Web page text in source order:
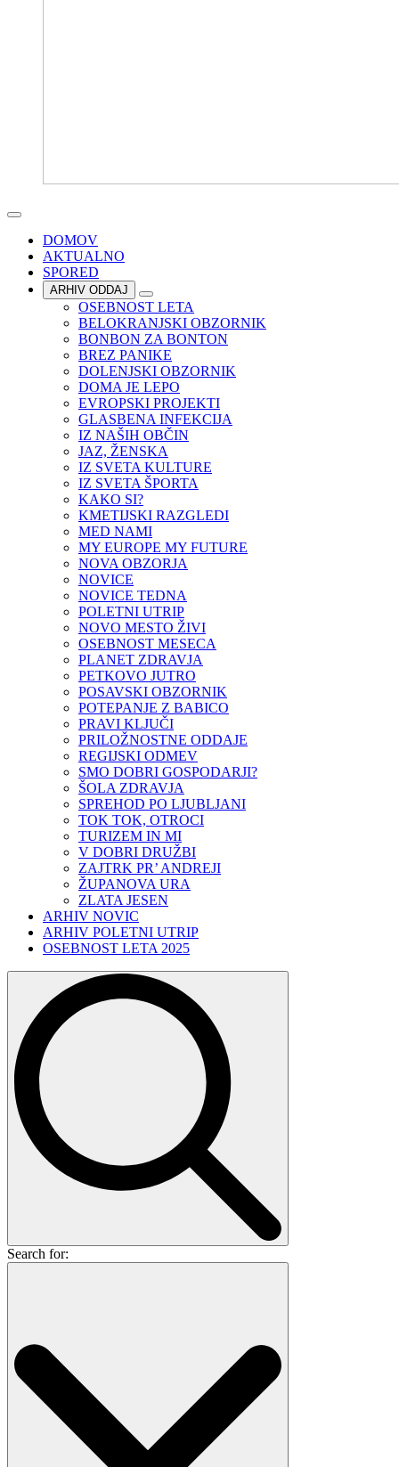
DOMOV
AKTUALNO
SPORED
ARHIV ODDAJ
OSEBNOST LETA
BELOKRANJSKI OBZORNIK
BONBON ZA BONTON
BREZ PANIKE
DOLENJSKI OBZORNIK
DOMA JE LEPO
EVROPSKI PROJEKTI
GLASBENA INFEKCIJA
IZ NAŠIH OBČIN
JAZ, ŽENSKA
IZ SVETA KULTURE
IZ SVETA ŠPORTA
KAKO SI?
KMETIJSKI RAZGLEDI
MED NAMI
MY EUROPE MY FUTURE
NOVA OBZORJA
NOVICE
NOVICE TEDNA
POLETNI UTRIP
NOVO MESTO ŽIVI
OSEBNOST MESECA
PLANET ZDRAVJA
PETKOVO JUTRO
POSAVSKI OBZORNIK
POTEPANJE Z BABICO
PRAVI KLJUČI
PRILOŽNOSTNE ODDAJE
REGIJSKI ODMEV
SMO DOBRI GOSPODARJI?
ŠOLA ZDRAVJA
SPREHOD PO LJUBLJANI
TOK TOK, OTROCI
TURIZEM IN MI
V DOBRI DRUŽBI
ZAJTRK PR’ ANDREJI
ŽUPANOVA URA
ZLATA JESEN
ARHIV NOVIC
ARHIV POLETNI UTRIP
OSEBNOST LETA 2025
Search for: